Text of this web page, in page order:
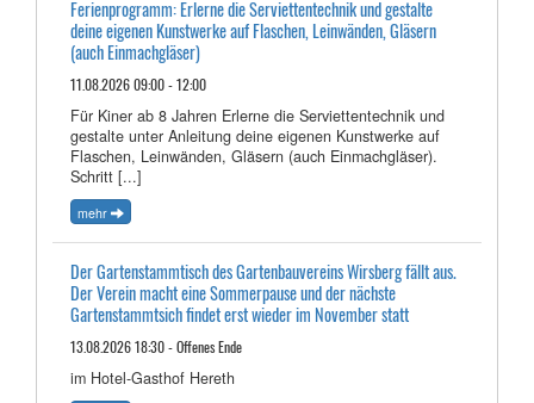
Ferienprogramm: Erlerne die Serviettentechnik und gestalte
deine eigenen Kunstwerke auf Flaschen, Leinwänden, Gläsern
(auch Einmachgläser)
11.08.2026 09:00 - 12:00
Für Kiner ab 8 Jahren Erlerne die Serviettentechnik und
gestalte unter Anleitung deine eigenen Kunstwerke auf
Flaschen, Leinwänden, Gläsern (auch Einmachgläser).
Schritt [...]
mehr
Der Gartenstammtisch des Gartenbauvereins Wirsberg fällt aus.
Der Verein macht eine Sommerpause und der nächste
Gartenstammtsich findet erst wieder im November statt
13.08.2026 18:30 - Offenes Ende
im Hotel-Gasthof Hereth